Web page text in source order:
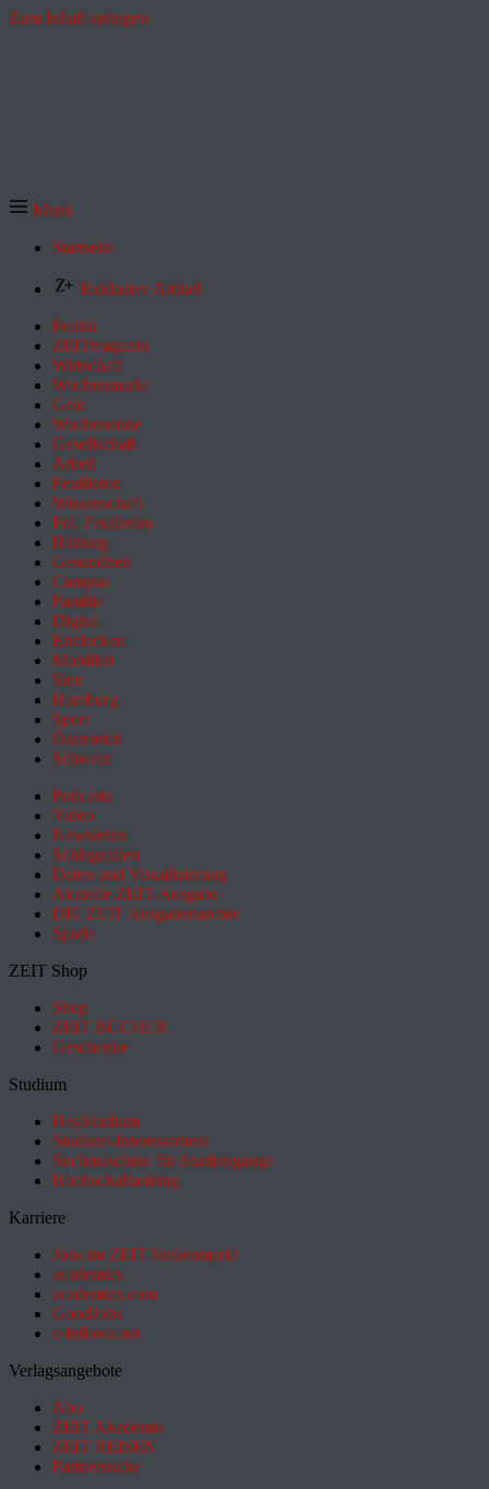
Zum Inhalt springen
Menü
Startseite
Exklusive Artikel
Politik
ZEITmagazin
Wirtschaft
Wochenmarkt
Geld
Wochenende
Gesellschaft
Arbeit
Feuilleton
Wissenschaft
Pol. Feuilleton
Bildung
Gesundheit
Campus
Familie
Digital
Entdecken
Mobilität
Sinn
Hamburg
Sport
Österreich
Schweiz
Podcasts
Video
Newsletter
Schlagzeilen
Daten und Visualisierung
Aktuelle ZEIT-Ausgabe
DIE ZEIT Ausgabenarchiv
Spiele
ZEIT Shop
Shop
ZEIT BÜCHER
Geschenke
Studium
HeyStudium
Studium-Interessentest
Suchmaschine für Studiengänge
Hochschulranking
Karriere
Jobs im ZEIT Stellenmarkt
academics
academics.com
GoodJobs
e-fellows.net
Verlagsangebote
Abo
ZEIT Akademie
ZEIT REISEN
Partnersuche